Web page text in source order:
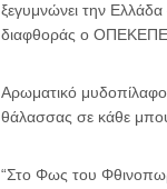
ξεγυμνώνει την
διαφθοράς ο ΟΠΕΚΕΠΕ,
Αρωματικό
θάλασσας σε κάθε
“Στο Φως του